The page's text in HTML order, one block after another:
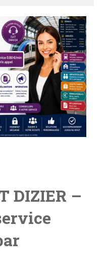
DIZIER –